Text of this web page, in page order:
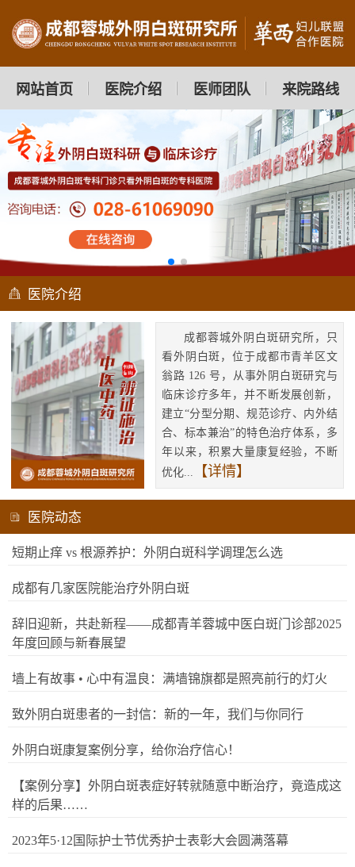
网站首页 医院介绍 医师团队 来院路线
医院介绍
成都蓉城外阴白斑研究所，只
看外阴白斑，位于成都市青羊区文
翁路 126 号，从事外阴白斑研究与
临床诊疗多年，并不断发展创新，
建立“分型分期、规范诊疗、内外结
合、标本兼治”的特色治疗体系，多
年以来，积累大量康复经验，不断
优化...
【详情】
医院动态
短期止痒 vs 根源养护：外阴白斑科学调理怎么选
成都有几家医院能治疗外阴白斑
辞旧迎新，共赴新程——成都青羊蓉城中医白斑门诊部2025
年度回顾与新春展望
墙上有故事 • 心中有温良：满墙锦旗都是照亮前行的灯火
致外阴白斑患者的一封信：新的一年，我们与你同行
外阴白斑康复案例分享，给你治疗信心！
【案例分享】外阴白斑表症好转就随意中断治疗，竟造成这
样的后果……
2023年5·12国际护士节优秀护士表彰大会圆满落幕